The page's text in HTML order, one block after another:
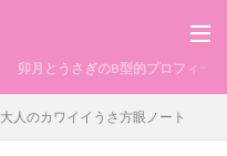
卯月とうさぎのB型的プロフィール
大人のカワイイうさ方眼ノート